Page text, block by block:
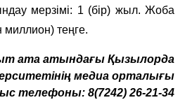
мерзімі: 1 (бір) жыл. Жоба
миллион) теңге.
ата атындағы Қызылорда
медиа орталығы
телефоны: 8(7242) 26-21-34